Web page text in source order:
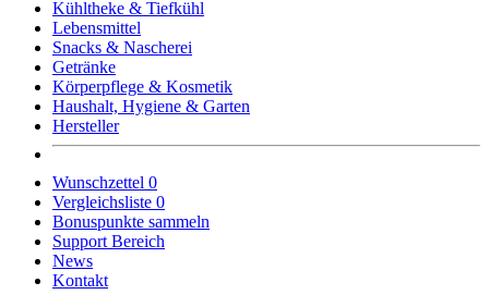
Kühltheke & Tiefkühl
Lebensmittel
Snacks & Nascherei
Getränke
Körperpflege & Kosmetik
Haushalt, Hygiene & Garten
Hersteller
Wunschzettel 0
Vergleichsliste 0
Bonuspunkte sammeln
Support Bereich
News
Kontakt